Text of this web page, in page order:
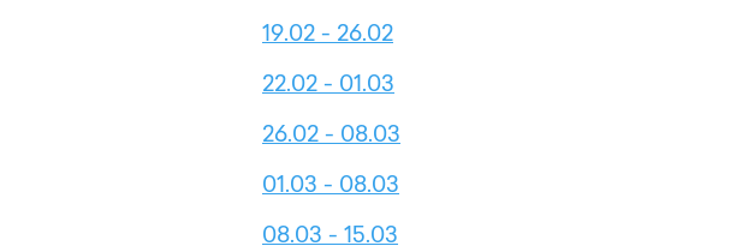
19.02 - 26.02
22.02 - 01.03
26.02 - 08.03
01.03 - 08.03
08.03 - 15.03